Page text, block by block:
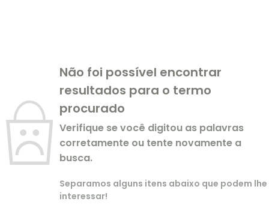
Não foi possível encontrar
resultados para o termo
procurado
Verifique se você digitou as palavras
corretamente ou tente novamente a
busca.
Separamos alguns itens abaixo que podem lhe
interessar!